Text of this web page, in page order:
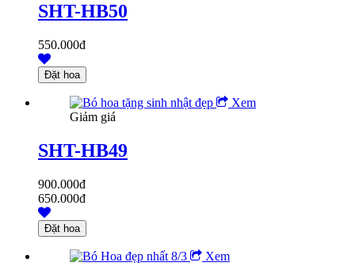
SHT-HB50
550.000đ
Xem
Giảm giá
SHT-HB49
900.000đ
650.000đ
Xem